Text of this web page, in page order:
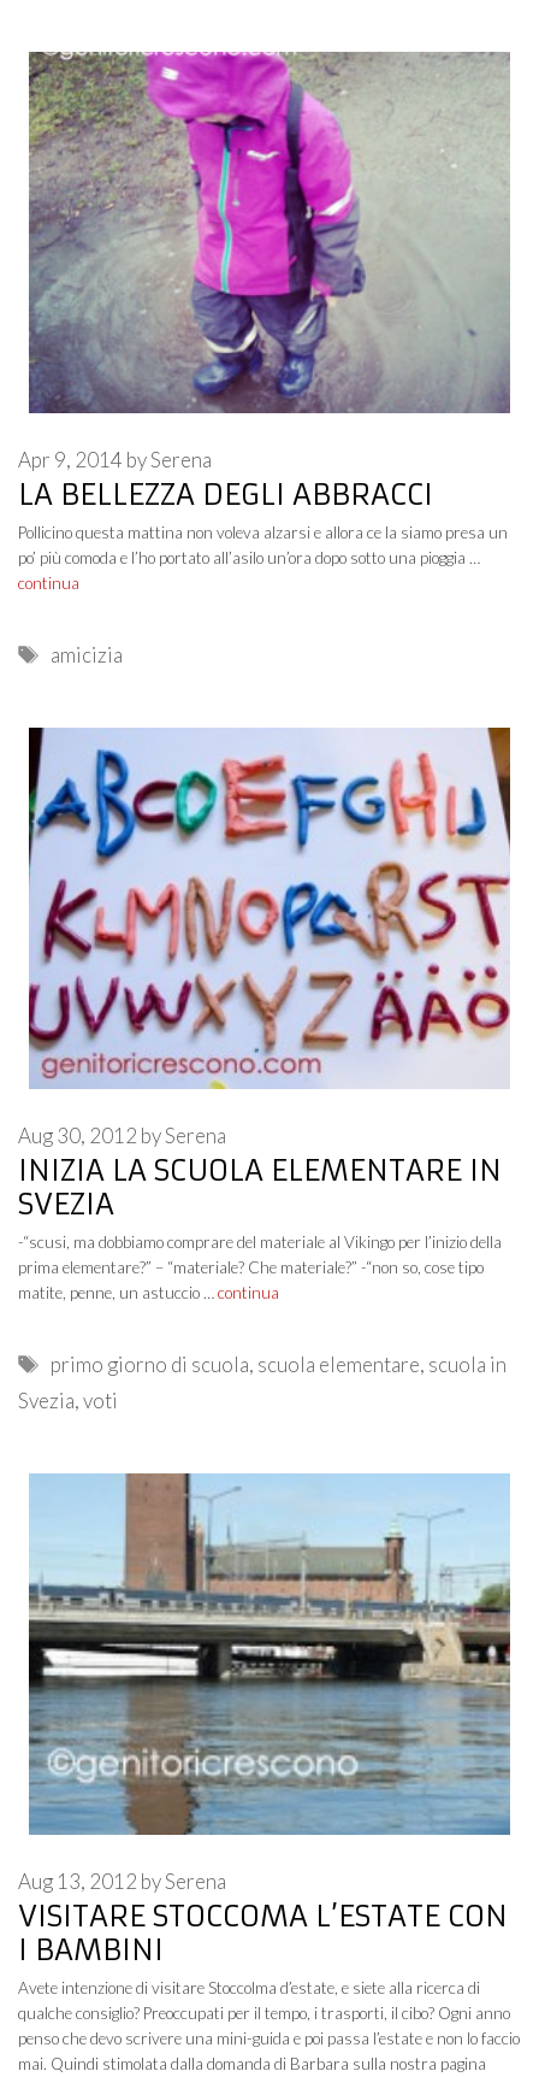
LA BELLEZZA DEGLI ABBRACCI
Apr 9, 2014 bySerena
Pollicino questa mattina non voleva alzarsi e allora ce la siamo presa un
po’ più comoda e l’ho portato all’asilo un’ora dopo sotto una pioggia …
continua
Tags
amicizia
INIZIA LA SCUOLA ELEMENTARE IN
SVEZIA
Aug 30, 2012 bySerena
-“scusi, ma dobbiamo comprare del materiale al Vikingo per l’inizio della
prima elementare?” – “materiale? Che materiale?” -“non so, cose tipo
matite, penne, un astuccio … continua
Tags
primo giorno di scuola, scuola elementare, scuola in
Svezia,voti
VISITARE STOCCOMA L’ESTATE CON
I BAMBINI
Aug 13, 2012 bySerena
Avete intenzione di visitare Stoccolma d’estate, e siete alla ricerca di
qualche consiglio? Preoccupati per il tempo, i trasporti, il cibo? Ogni anno
penso che devo scrivere una mini-guida e poi passa l’estate e non lo faccio
mai. Quindi stimolata dalla domanda di Barbara sulla nostra pagina